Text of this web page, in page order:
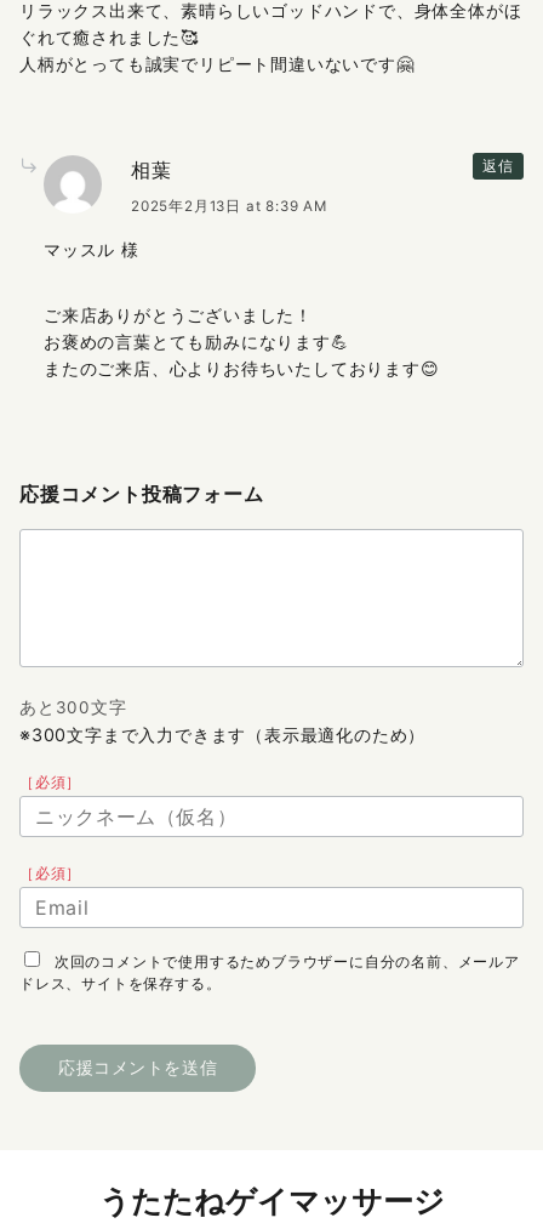
リラックス出来て、素晴らしいゴッドハンドで、身体全体がほ
ぐれて癒されました🥰
人柄がとっても誠実でリピート間違いないです🤗
返信
相葉
2025年2月13日 at 8:39 AM
マッスル 様
ご来店ありがとうございました！
お褒めの言葉とても励みになります💪
またのご来店、心よりお待ちいたしております😊
応援コメント投稿フォーム
あと300文字
※300文字まで入力できます（表示最適化のため）
［必須］
［必須］
次回のコメントで使用するためブラウザーに自分の名前、メールア
ドレス、サイトを保存する。
うたたねゲイマッサージ